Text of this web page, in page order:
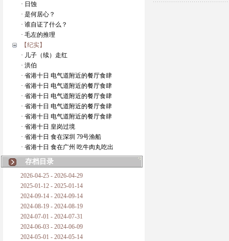
· 日蚀
· 是何居心？
· 谁自证了什么？
· 毛左的推理
【纪实】
· 儿子（续）走红
· 洪伯
· 省港十日 电气道附近的餐厅食肆
· 省港十日 电气道附近的餐厅食肆
· 省港十日 电气道附近的餐厅食肆
· 省港十日 电气道附近的餐厅食肆
· 省港十日 电气道附近的餐厅食肆
· 省港十日 皇岗过境
· 省港十日 食在深圳 79号渔船
· 省港十日 食在广州 吃牛肉丸吃出
存档目录
2026-04-25 - 2026-04-29
2025-01-12 - 2025-01-14
2024-09-14 - 2024-09-14
2024-08-19 - 2024-08-19
2024-07-01 - 2024-07-31
2024-06-03 - 2024-06-09
2024-05-01 - 2024-05-14